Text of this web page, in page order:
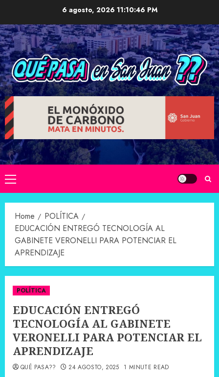
content
6 agosto, 202611:10:47 PM
Primary
Menu
Home
POLÍTICA
EDUCACIÓN ENTREGÓ TECNOLOGÍA AL
GABINETE VERONELLI PARA POTENCIAR EL
APRENDIZAJE
POLÍTICA
EDUCACIÓN ENTREGÓ
TECNOLOGÍA AL GABINETE
VERONELLI PARA POTENCIAR EL
APRENDIZAJE
QUÉ PASA?? 24 AGOSTO, 2025 1 MINUTE READ